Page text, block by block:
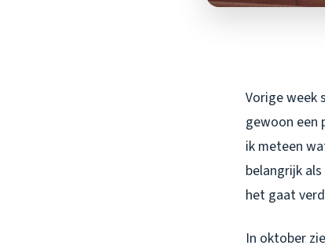
Vorige week
gewoon een
ik meteen
belangrijk
het gaat
In oktober